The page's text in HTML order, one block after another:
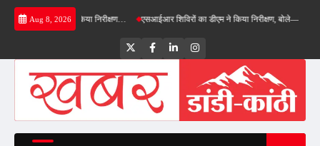
Skip
Aug 8, 2026
का डीएम ने किया निरीक्षण… एसआईआर शिविरों का डीएम ने किया निरीक्षण, बोले—कोई पात्र
TwitterFacebookLinkedInInstagram